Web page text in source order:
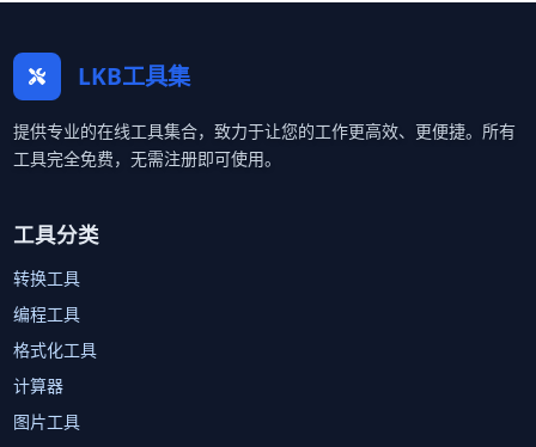
LKB工具集
提供专业的在线工具集合，致力于让您的工作更高效、更便捷。所有
工具完全免费，无需注册即可使用。
工具分类
转换工具
编程工具
格式化工具
计算器
图片工具